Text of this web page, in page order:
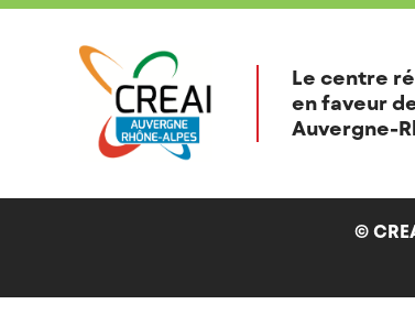
Le centre
en faveur
Auvergne-
©